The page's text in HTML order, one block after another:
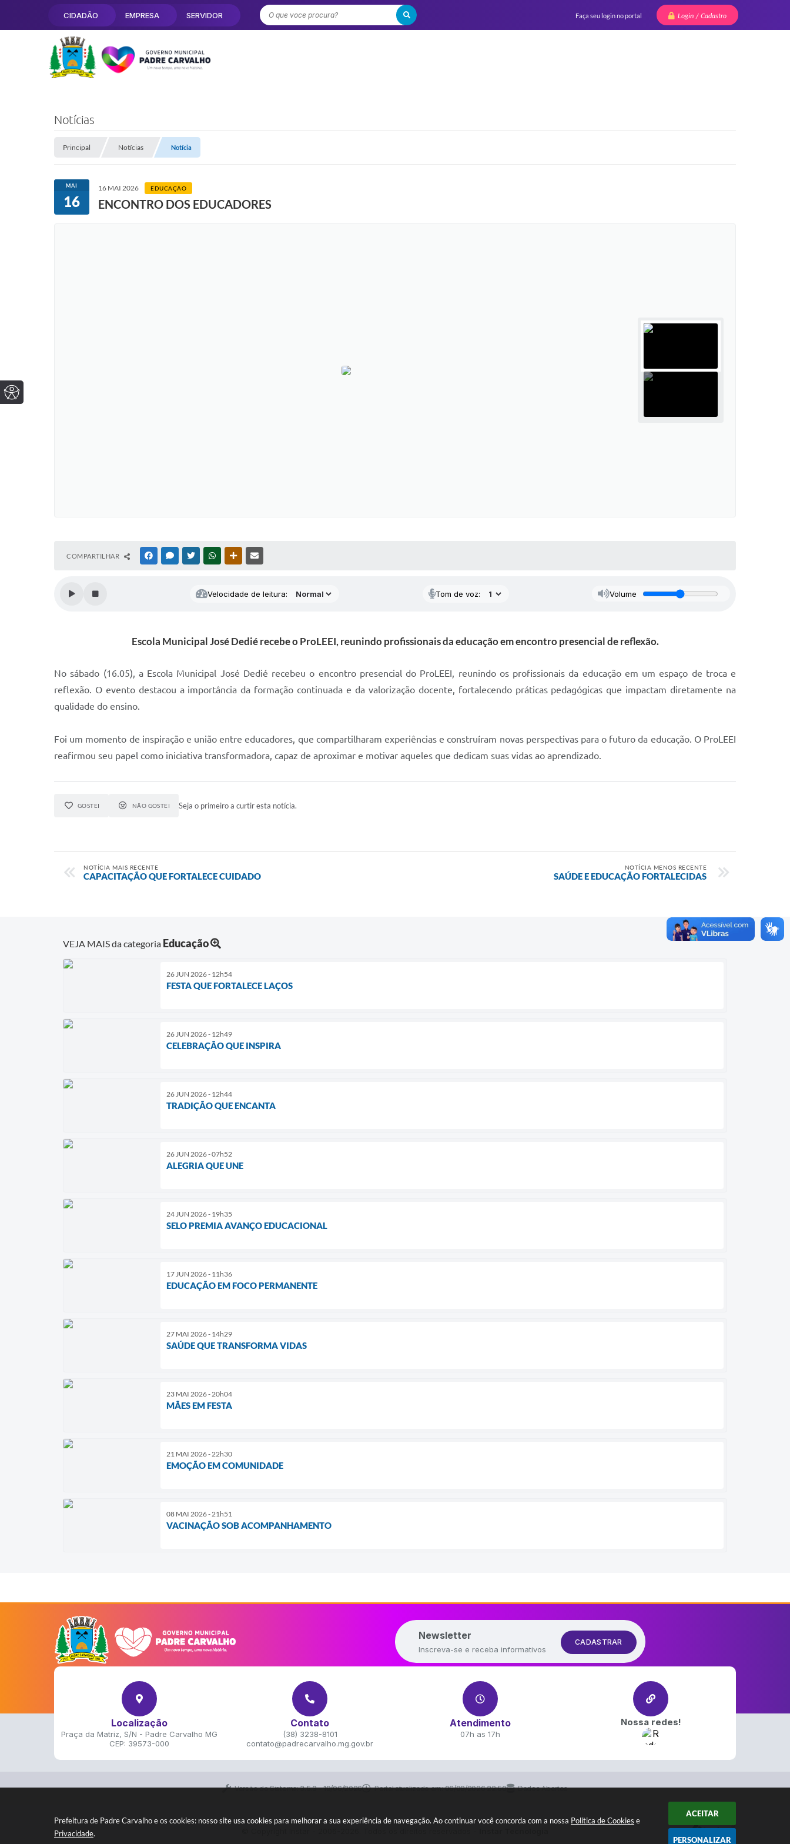
Prefeitura de Padre Carvalho e os cookies: nosso site usa cookies para melhorar a sua experiência de navegação. Ao continuar você concorda com a nossa Política de Cookies e
Privacidade.
ACEITAR
PERSONALIZAR
Faça seu login no portal Login / Cadastro
O que voce procura?
CIDADÃO EMPRESA SERVIDOR
Notícias
Principal Notícias Notícia
MAI
16
16 MAI 2026 EDUCAÇÃO
ENCONTRO DOS EDUCADORES
COMPARTILHAR FACEBOOKMESSENGER
TWITTERWHATSAPPOUTRAS MÍDIAS
Velocidade de leitura: Tom de voz: Volume
Escola Municipal José Dedié recebe o ProLEEI, reunindo profissionais da educação em encontro presencial de reflexão.
No sábado (16.05), a Escola Municipal José Dedié recebeu o encontro presencial do ProLEEI, reunindo os profissionais da educação em um espaço de troca e
reflexão. O evento destacou a importância da formação continuada e da valorização docente, fortalecendo práticas pedagógicas que impactam diretamente na
qualidade do ensino.
Foi um momento de inspiração e união entre educadores, que compartilharam experiências e construíram novas perspectivas para o futuro da educação. O ProLEEI
reafirmou seu papel como iniciativa transformadora, capaz de aproximar e motivar aqueles que dedicam suas vidas ao aprendizado.
GOSTEI NÃO GOSTEI Seja o primeiro a curtir esta notícia.
NOTÍCIA MAIS RECENTE
CAPACITAÇÃO QUE FORTALECE CUIDADO
NOTÍCIA MENOS RECENTE
SAÚDE E EDUCAÇÃO FORTALECIDAS
VEJA MAIS da categoria Educação
26 JUN 2026 - 12h54
FESTA QUE FORTALECE LAÇOS
26 JUN 2026 - 12h49
CELEBRAÇÃO QUE INSPIRA
26 JUN 2026 - 12h44
TRADIÇÃO QUE ENCANTA
26 JUN 2026 - 07h52
ALEGRIA QUE UNE
24 JUN 2026 - 19h35
SELO PREMIA AVANÇO EDUCACIONAL
17 JUN 2026 - 11h36
EDUCAÇÃO EM FOCO PERMANENTE
27 MAI 2026 - 14h29
SAÚDE QUE TRANSFORMA VIDAS
23 MAI 2026 - 20h04
MÃES EM FESTA
21 MAI 2026 - 22h30
EMOÇÃO EM COMUNIDADE
08 MAI 2026 - 21h51
VACINAÇÃO SOB ACOMPANHAMENTO
Newsletter
Inscreva-se e receba informativos
CADASTRAR
Localização
Praça da Matriz, S/N - Padre Carvalho MG
CEP: 39573-000
Contato
(38) 3238-8101
contato@padrecarvalho.mg.gov.br
Atendimento
07h as 17h
Nossa redes!
Versão do Sistema:3.5.3 - 19/06/2026 Portal atualizado em:06/08/2026 22:50 Dados Abertos